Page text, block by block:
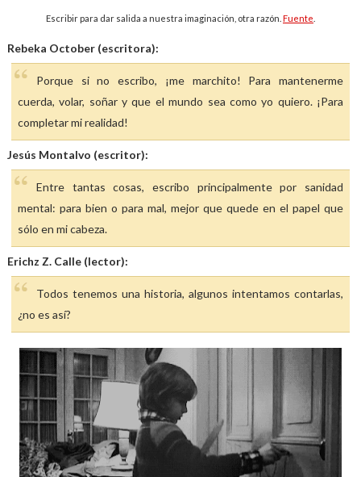
Escribir para dar salida a nuestra imaginación, otra razón. Fuente
Rebeka October (escritora):
Porque si no escribo, ¡me marchito! Para mantenerme
cuerda, volar, soñar y que el mundo sea como yo quiero. ¡Para
completar mi realidad!
Jesús Montalvo (escritor):
Entre tantas cosas, escribo principalmente por sanidad
mental: para bien o para mal, mejor que quede en el papel que
sólo en mi cabeza.
Erichz Z. Calle (lector):
Todos tenemos una historia, algunos intentamos contarlas,
¿no es así?